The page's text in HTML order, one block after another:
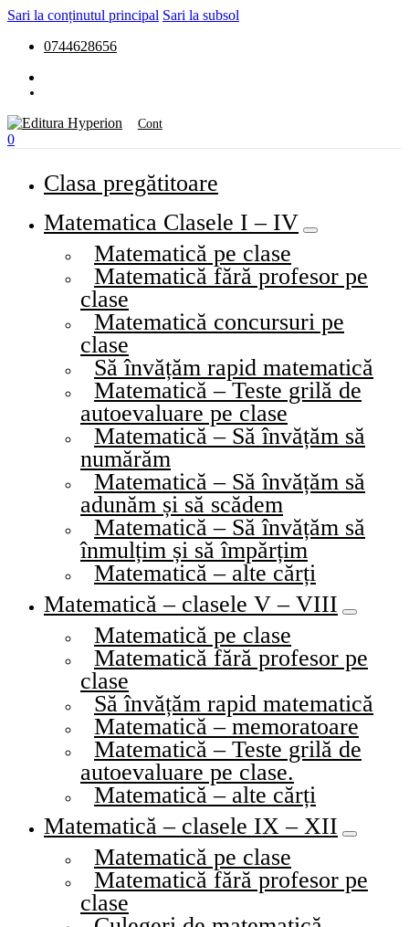
Sari la conținutul principal Sari la subsol
0744628656
Cont
0
Clasa pregătitoare
Matematica Clasele I – IV
Matematică pe clase
Matematică fără profesor pe
clase
Matematică concursuri pe
clase
Să învățăm rapid matematică
Matematică – Teste grilă de
autoevaluare pe clase
Matematică – Să învățăm să
numărăm
Matematică – Să învățăm să
adunăm și să scădem
Matematică – Să învățăm să
înmulțim și să împărțim
Matematică – alte cărți
Matematică – clasele V – VIII
Matematică pe clase
Matematică fără profesor pe
clase
Să învățăm rapid matematică
Matematică – memoratoare
Matematică – Teste grilă de
autoevaluare pe clase.
Matematică – alte cărți
Matematică – clasele IX – XII
Matematică pe clase
Matematică fără profesor pe
clase